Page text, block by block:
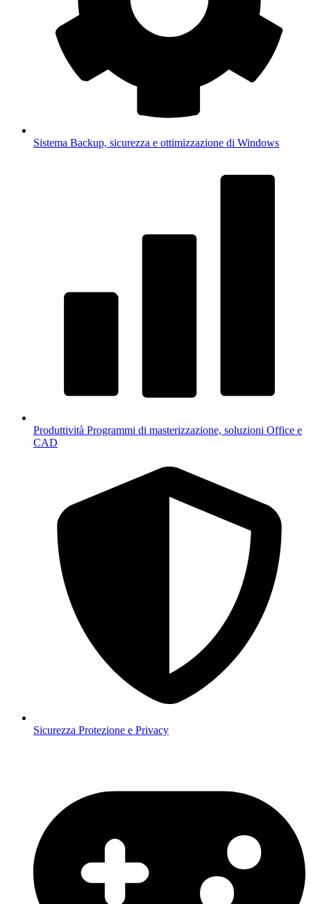
Sistema Backup, sicurezza e ottimizzazione di Windows
Produttività Programmi di masterizzazione, soluzioni Office e
CAD
Sicurezza Protezione e Privacy